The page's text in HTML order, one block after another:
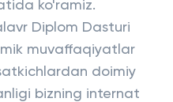
ko'ramiz.
Diplom Dasturi
muvaffaqiyatlar
doimiy
bizning internat